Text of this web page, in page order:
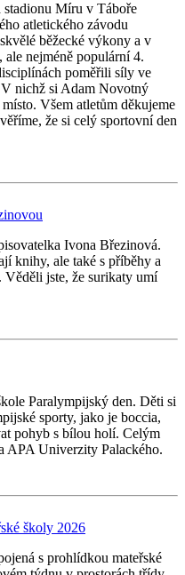
stadionu Míru v Táboře
atletického závodu
běžecké výkony a v
nejméně populární 4.
poměřili síly ve
nichž si Adam Novotný
Všem atletům děkujeme
že si celý sportovní den
Ivona Březinová.
knihy, ale také s příběhy a
jste, že surikaty umí
Paralympijský den. Děti si
sporty, jako je boccia,
pohyb s bílou holí. Celým
APA Univerzity Palackého.
školy 2026
s prohlídkou mateřské